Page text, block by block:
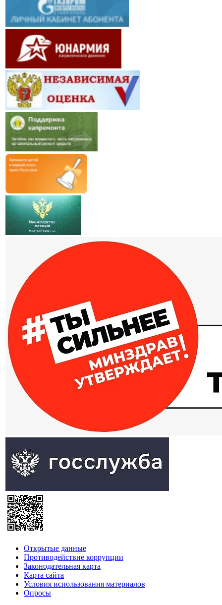
Открытые данные
Противодействие коррупции
Законодательная карта
Карта сайта
Условия использования материалов
Опросы